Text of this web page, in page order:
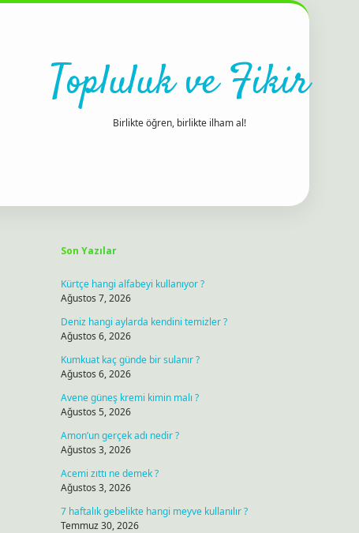
Topluluk ve Fikir
Birlikte öğren, birlikte ilham al!
Son Yazılar
Kürtçe hangi alfabeyi kullanıyor ?
Ağustos 7, 2026
Deniz hangi aylarda kendini temizler ?
Ağustos 6, 2026
Kumkuat kaç günde bir sulanır ?
Ağustos 6, 2026
Avene güneş kremi kimin malı ?
Ağustos 5, 2026
Amon’un gerçek adı nedir ?
Ağustos 3, 2026
Acemi zıttı ne demek ?
Ağustos 3, 2026
7 haftalık gebelikte hangi meyve kullanılır ?
Temmuz 30, 2026